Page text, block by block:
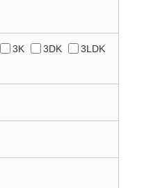
3K 3DK 3LDK